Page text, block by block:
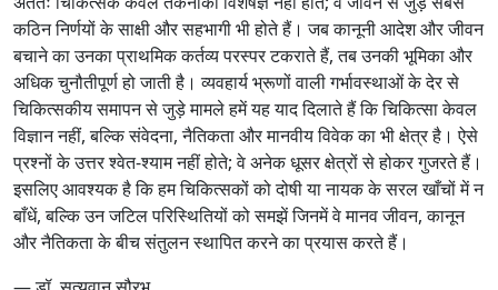
कठिन निर्णयों के साक्षी और सहभागी भी होते हैं। जब कानूनी आदेश और जीवन
बचाने का उनका प्राथमिक कर्तव्य परस्पर टकराते हैं, तब उनकी भूमिका और
अधिक चुनौतीपूर्ण हो जाती है। व्यवहार्य भ्रूणों वाली गर्भावस्थाओं के देर से
चिकित्सकीय समापन से जुड़े मामले हमें यह याद दिलाते हैं कि चिकित्सा केवल
विज्ञान नहीं, बल्कि संवेदना, नैतिकता और मानवीय विवेक का भी क्षेत्र है। ऐसे
प्रश्नों के उत्तर श्वेत-श्याम नहीं होते; वे अनेक धूसर क्षेत्रों से होकर गुजरते हैं।
इसलिए आवश्यक है कि हम चिकित्सकों को दोषी या नायक के सरल खाँचों में न
बाँधें, बल्कि उन जटिल परिस्थितियों को समझें जिनमें वे मानव जीवन, कानून
और नैतिकता के बीच संतुलन स्थापित करने का प्रयास करते हैं।